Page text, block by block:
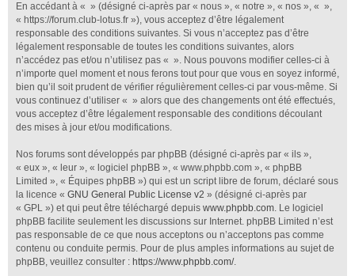
En accédant à « » (désigné ci-après par « nous », « notre », « nos », « »,
« https://forum.club-lotus.fr »), vous acceptez d’être légalement
responsable des conditions suivantes. Si vous n’acceptez pas d’être
légalement responsable de toutes les conditions suivantes, alors
n’accédez pas et/ou n’utilisez pas « ». Nous pouvons modifier celles-ci à
n’importe quel moment et nous ferons tout pour que vous en soyez informé,
bien qu’il soit prudent de vérifier régulièrement celles-ci par vous-même. Si
vous continuez d’utiliser « » alors que des changements ont été effectués,
vous acceptez d’être légalement responsable des conditions découlant
des mises à jour et/ou modifications.
Nos forums sont développés par phpBB (désigné ci-après par « ils »,
« eux », « leur », « logiciel phpBB », « www.phpbb.com », « phpBB
Limited », « Équipes phpBB ») qui est un script libre de forum, déclaré sous
la licence « GNU General Public License v2 » (désigné ci-après par
« GPL ») et qui peut être téléchargé depuis www.phpbb.com. Le logiciel
phpBB facilite seulement les discussions sur Internet. phpBB Limited n’est
pas responsable de ce que nous acceptons ou n’acceptons pas comme
contenu ou conduite permis. Pour de plus amples informations au sujet de
phpBB, veuillez consulter : https://www.phpbb.com/.